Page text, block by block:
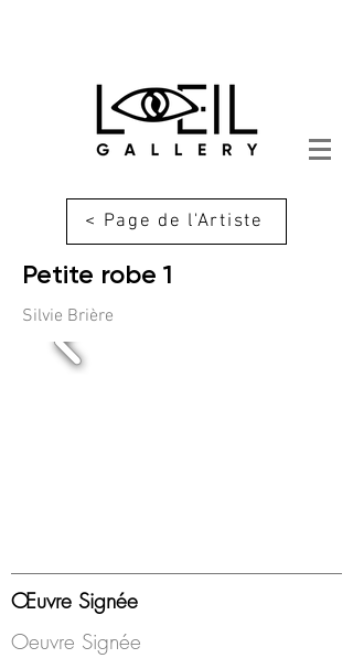
< Page de l'Artiste
Petite robe 1
Silvie Brière
Œuvre Signée
Oeuvre Signée